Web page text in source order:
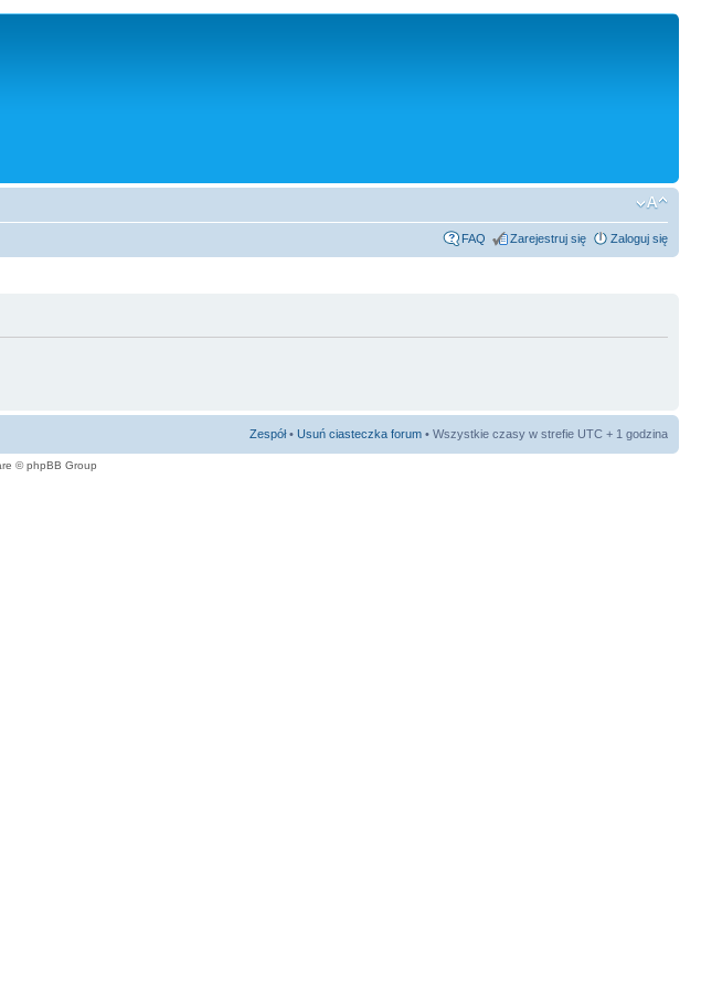
FAQ Zarejestruj się Zaloguj się
Zespół• Usuń ciasteczka forum • Wszystkie czasy w strefie UTC + 1 godzina
© phpBB Group